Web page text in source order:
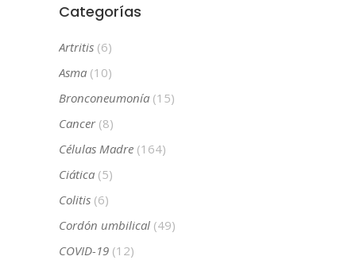
Categorías
Artritis (6)
Asma (10)
Bronconeumonía (15)
Cancer(8)
Células Madre (164)
Ciática (5)
Colitis (6)
Cordón umbilical (49)
COVID-19 (12)